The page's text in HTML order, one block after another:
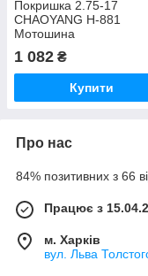
Покришка 2.75-17
CHAOYANG H-881
Мотошина
1 082 ₴
Купити
Про нас
84% позитивних з 66
Працює з
м. Харків
вул. Льва